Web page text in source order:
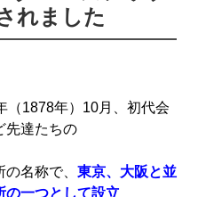
れました
（1878年）10月、初代会
先達たちの
名称で、 東京、大阪と並
の一つとして設立